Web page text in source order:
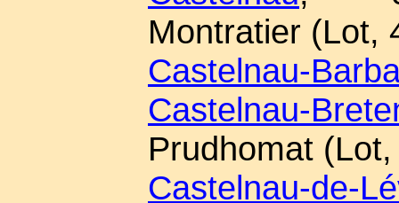
Montratier (Lot,
Castelnau-
Castelnau-
Prudhomat
Castelnau-de-